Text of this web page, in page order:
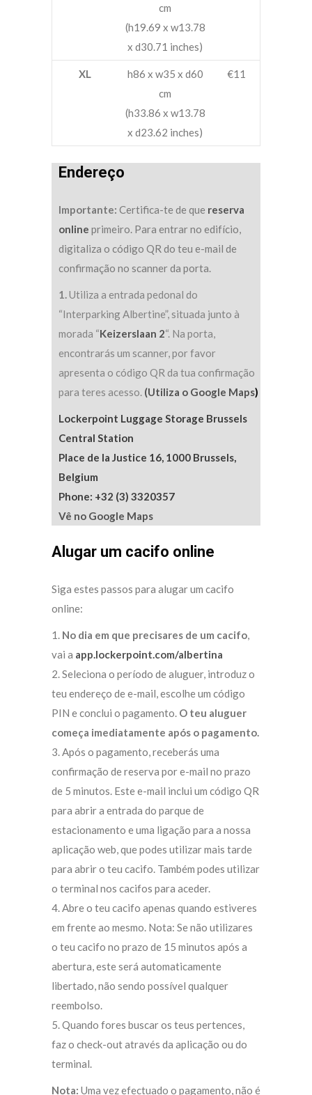
cm
(h19.69 x w13.78
x d30.71 inches)
XL
h86 x w35 x d60
cm
(h33.86 x w13.78
x d23.62 inches)
€11
Endereço
Importante: Certifica-te de que reserva
online primeiro. Para entrar no edifício,
digitaliza o código QR do teu e-mail de
confirmação no scanner da porta.
1.Utiliza a entrada pedonal do
“Interparking Albertine”, situada junto à
morada “Keizerslaan 2“. Na porta,
encontrarás um scanner, por favor
apresenta o código QR da tua confirmação
para teres acesso. (Utiliza o Google Maps)
Lockerpoint Luggage Storage Brussels
Central Station
Place de la Justice 16, 1000 Brussels,
Belgium
Phone: +32 (3) 3320357
Vê no Google Maps
Alugar um cacifo online
Siga estes passos para alugar um cacifo
online:
1. No dia em que precisares de um cacifo,
vai a app.lockerpoint.com/albertina
2. Seleciona o período de aluguer, introduz o
teu endereço de e-mail, escolhe um código
PIN e conclui o pagamento. O teu aluguer
começa imediatamente após o pagamento.
3. Após o pagamento, receberás uma
confirmação de reserva por e-mail no prazo
de 5 minutos. Este e-mail inclui um código QR
para abrir a entrada do parque de
estacionamento e uma ligação para a nossa
aplicação web, que podes utilizar mais tarde
para abrir o teu cacifo. Também podes utilizar
o terminal nos cacifos para aceder.
4. Abre o teu cacifo apenas quando estiveres
em frente ao mesmo. Nota: Se não utilizares
o teu cacifo no prazo de 15 minutos após a
abertura, este será automaticamente
libertado, não sendo possível qualquer
reembolso.
5. Quando fores buscar os teus pertences,
faz o check-out através da aplicação ou do
terminal.
Nota: Uma vez efectuado o pagamento, não é